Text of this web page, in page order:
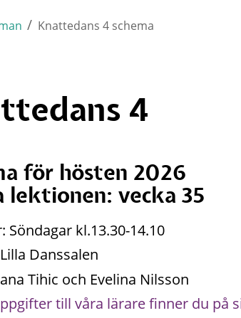
på?
/ Knattedans 4 schema
4
för hösten 2026
lektionen: vecka 35
Söndagar kl.13.30-14.10
Danssalen
Tihic och Evelina Nilsson
till våra lärare finner du på